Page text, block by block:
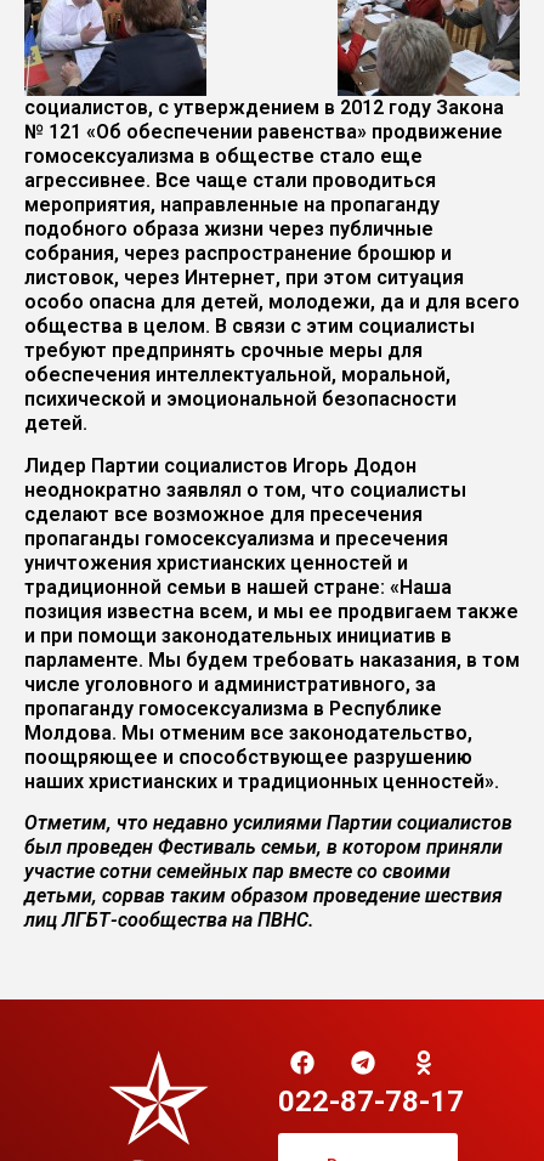
социалистов, с утверждением в 2012 году Закона
№ 121 «Об обеспечении равенства» продвижение
гомосексуализма в обществе стало еще
агрессивнее. Все чаще стали проводиться
мероприятия, направленные на пропаганду
подобного образа жизни через публичные
собрания, через распространение брошюр и
листовок, через Интернет, при этом ситуация
особо опасна для детей, молодежи, да и для всего
общества в целом. В связи с этим социалисты
требуют предпринять срочные меры для
обеспечения интеллектуальной, моральной,
психической и эмоциональной безопасности
детей.
Лидер Партии социалистов Игорь Додон
неоднократно заявлял о том, что социалисты
сделают все возможное для пресечения
пропаганды гомосексуализма и пресечения
уничтожения христианских ценностей и
традиционной семьи в нашей стране: «Наша
позиция известна всем, и мы ее продвигаем также
и при помощи законодательных инициатив в
парламенте. Мы будем требовать наказания, в том
числе уголовного и административного, за
пропаганду гомосексуализма в Республике
Молдова. Мы отменим все законодательство,
поощряющее и способствующее разрушению
наших христианских и традиционных ценностей».
Отметим, что недавно усилиями Партии социалистов
был проведен Фестиваль семьи, в котором приняли
участие сотни семейных пар вместе со своими
детьми, сорвав таким образом проведение шествия
лиц ЛГБТ-сообщества на ПВНС.
022-87-78-17